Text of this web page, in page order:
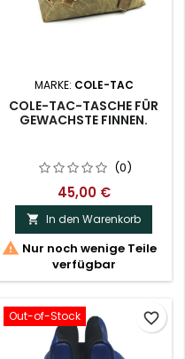
MARKE: COLE-TAC
COLE-TAC-TASCHE FÜR
GEWACHSTE FINNEN.
(0)
45,00 €
 In den Warenkorb
 Nur noch wenige Teile
verfügbar
Out-of-Stock favorite_border